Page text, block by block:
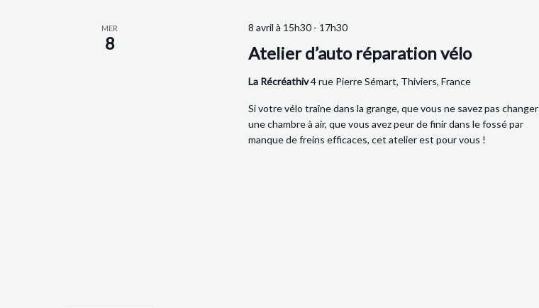
Évènements
MER
8 Atelier d’auto réparation vélo
8 avril à 15h30 - 17h30
La Récréathiv4 rue Pierre Sémart, Thiviers, France
Si votre vélo traîne dans la grange, que vous ne savez pas changer
une chambre à air, que vous avez peur de finir dans le fossé par
manque de freins efficaces, cet atelier est pour vous !